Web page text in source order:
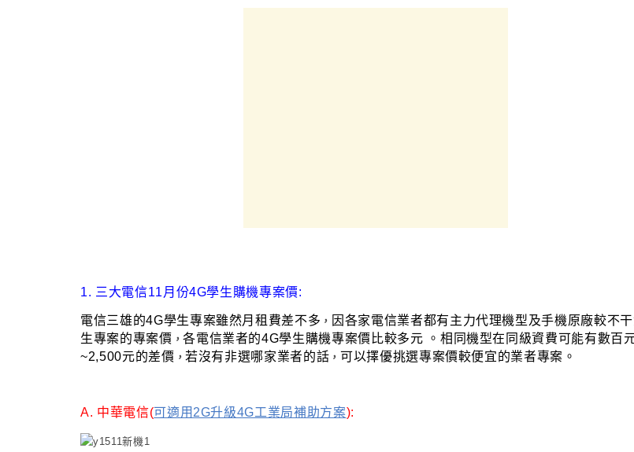
1. 三大電信11月份4G學生購機專案價:
電信三雄的4G學生專案雖然月租費差不多 ， 因各家電信業者都有主力代理機型及手機原廠較不
生專案的專案價 ，各電信業者的4G學生購機專案價比較多元 。 相同機型在同級資費可能有數百
~2,500元的差價 ，若沒有非選哪家業者的話 ， 可以擇優挑選專案價較便宜的業者專案 。
A. 中華電信(可適用2G升級4G工業局補助方案):